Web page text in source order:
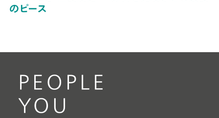
のピース
PEOPLE
YOU